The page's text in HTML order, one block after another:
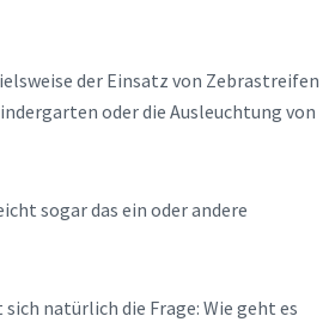
der Einsatz von Zebrastreifen
oder die Ausleuchtung von
sogar das ein oder andere
natürlich die Frage: Wie geht es